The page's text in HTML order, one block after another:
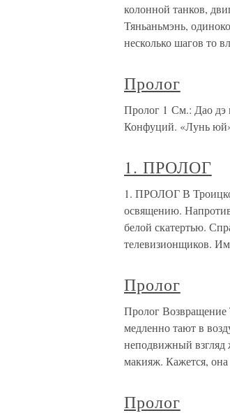
колонной танков,
Тяньаньмэнь,
несколько шагов то
Пролог
Пролог 1 См.: Дао дэ
Конфуций. «Лунь
1. ПРОЛОГ
1. ПРОЛОГ В
освящению.
белой скатертью.
телевизионщиков. Им
Пролог
Пролог Возвращение
медленно тают в
неподвижный взгляд
макияж. Кажется, она
Пролог